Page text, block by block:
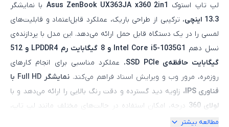
لپ‌ تاپ استوک Asus ZenBook UX363JA x360 2in1 با نمایشگر
13.3 اینچی
، ترکیبی از طراحی باریک، عملکرد قابل‌اعتماد و قابلیت‌های
لمسی را در یک دستگاه قابل حمل ارائه می‌دهد. این مدل با پردازنده‌ی
نسل دهم Intel Core i5-1035G1 و 8
گیگابایت رم LPDDR4 و 512
گیگابایت حافظه‌ی SSD PCIe
، عملکرد مناسبی برای انجام کارهای
روزمره، مرور وب و ویرایش اسناد فراهم می‌کند.
نمایشگر Full HD با
فناوری IPS،
زاویه دید گسترده و دقت رنگ بالایی را ارائه می‌دهد و با
لولای 360
درجه، امکان استفاده در حالت‌های مختلف مانند لپ‌ تاپ،
تبلت و حالت چادری را فراهم می‌کند. بدنه‌ی دستگاه از آلومینیوم با
مطالعه بیشتر